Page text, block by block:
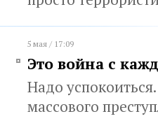
5 мая / 17:09
Это война с
Надо
массового